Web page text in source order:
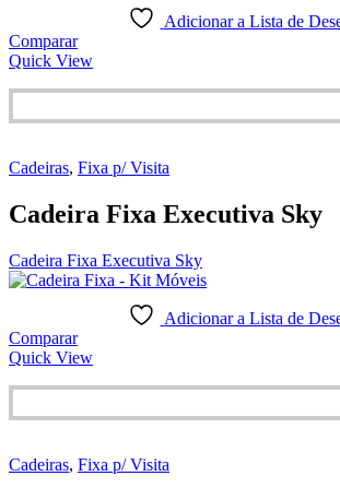
Adicionar a Lista de
Comparar
Quick View
Cadeiras, Fixa p/ Visita
Cadeira Fixa Executiva Sky
Cadeira Fixa Executiva Sky
Adicionar a Lista de
Comparar
Quick View
Cadeiras, Fixa p/ Visita